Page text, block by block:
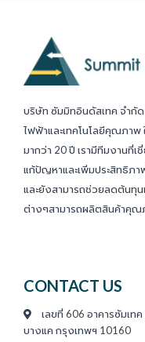
บริษัท ซัมมิทอินดัสเทค จำกั
ไฟฟ้าและเทคโนโลยีคุณภาพ
มากว่า 20 ปี เรามีทีมงานที่
แก้ปัญหาและเพิ่มประสิทธิภา
และยังสามารถช่วยลดต้นทุ
ต่างๆสามารถผลิตสินค้าคุณ
CONTACT US
เลขที่ 606 อาคารซัมเท
บางแค กรุงเทพฯ 10160